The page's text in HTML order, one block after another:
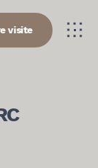
visite